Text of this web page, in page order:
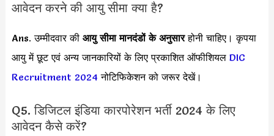
आवेदन करने की आयु सीमा क्या है?
Ans. उम्मीदवार की आयु सीमामानदंडों के अनुसारहोनी चाहिए। कृपया
आयु में छूट एवं अन्य जानकारियों के लिए प्रकाशित ऑफीशियल DIC
Recruitment 2024 नोटिफिकेशन को जरूर देखें।
Q5. डिजिटल इंडिया कारपोरेशन भर्ती 2024 के लिए
आवेदन कैसे करें?